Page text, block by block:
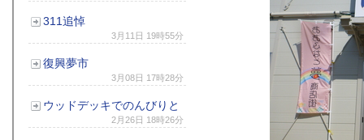
311追悼
3月11日 19時55分
復興夢市
3月08日 17時28分
ウッドデッキでのんびりと
2月26日 18時26分